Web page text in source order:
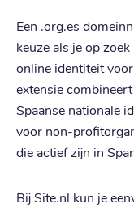
Een .org.es
keuze als je op
online identiteit
extensie
Spaanse nationale
voor non-
die actief zijn in
Bij Site.nl kun je